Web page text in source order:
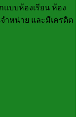
บบห้องเรียน ห้อง
ำหน่าย และมีเครดิต